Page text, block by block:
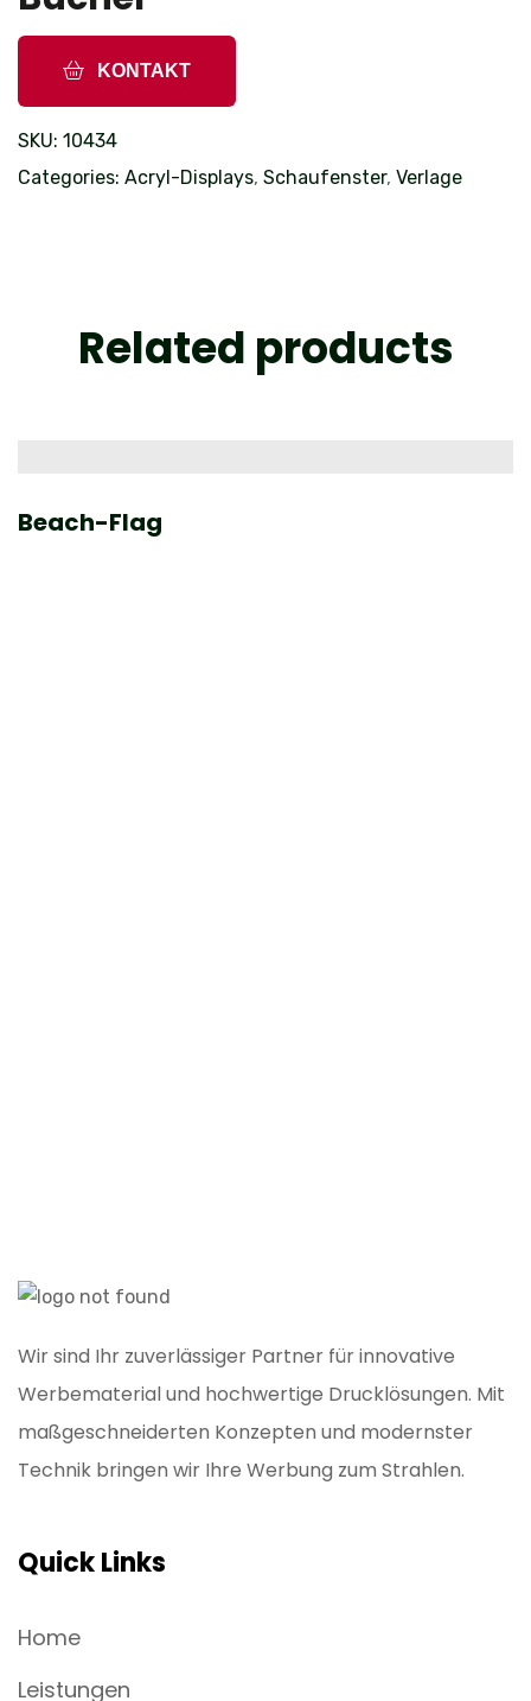
KONTAKT
SKU: 10434
Categories: Acryl-Displays, Schaufenster, Verlage
Related products
Beach-Flag
Wir sind Ihr zuverlässiger Partner für innovative
Werbematerial und hochwertige Drucklösungen. Mit
maßgeschneiderten Konzepten und modernster
Technik bringen wir Ihre Werbung zum Strahlen.
Quick Links
Home
Leistungen